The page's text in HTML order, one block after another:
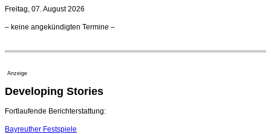
Festspiele
Quatuor Ebène wird mit Bremer Musikfest-Preis
ausgezeichnet
04. August 2026 - 13:30 Uhr
Freitag, 07. August 2026
– keine angekündigten Termine –
Anzeige
Developing Stories
Fortlaufende Berichterstattung:
Bayreuther Festspiele